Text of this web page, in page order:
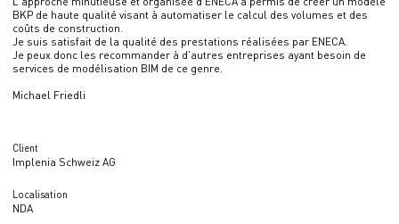
Client
Implenia Schweiz AG
Localisation
NDA
BKP de haute qualité visant à automatiser le calcul des volumes et des
coûts de construction.
Je suis satisfait de la qualité des prestations réalisées par ENECA.
Je peux donc les recommander à d'autres entreprises ayant besoin de
services de modélisation BIM de ce genre.
Michael Friedli